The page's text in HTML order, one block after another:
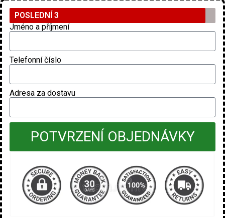
POSLEDNÍ 3
Jméno a příjmení
Telefonní číslo
Adresa za dostavu
POTVRZENÍ OBJEDNÁVKY